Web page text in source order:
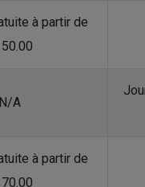
à partir de
N/A
à partir de